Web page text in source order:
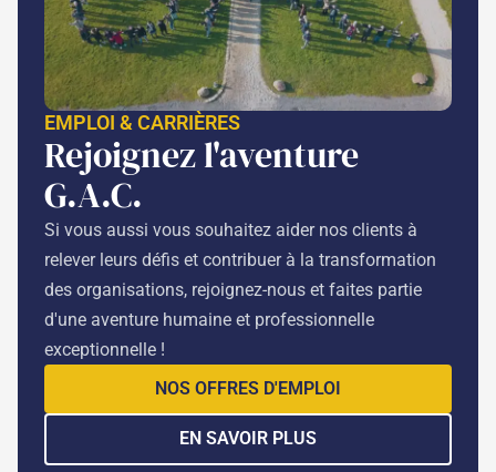
EMPLOI & CARRIÈRES
Rejoignez l'aventure
G.A.C.
Si vous aussi vous souhaitez aider nos clients à
relever leurs défis et contribuer à la transformation
des organisations, rejoignez-nous et faites partie
d'une aventure humaine et professionnelle
exceptionnelle !
NOS OFFRES D'EMPLOI
EN SAVOIR PLUS